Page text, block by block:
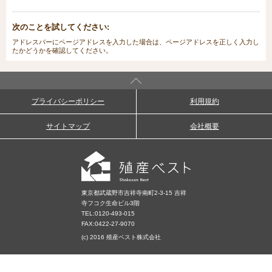
次のことを試してください:
アドレスバーにページアドレスを入力した場合は、ページアドレスを正しく入力し
たかどうかを確認してください。
プライバシーポリシー 利用規約
サイトマップ 会社概要
東京都武蔵野市吉祥寺南町2-3-15 吉祥
寺フコク生命ビル3階
TEL:0120-493-015
FAX:0422-27-9070
(c) 2016 殖産ベスト株式会社